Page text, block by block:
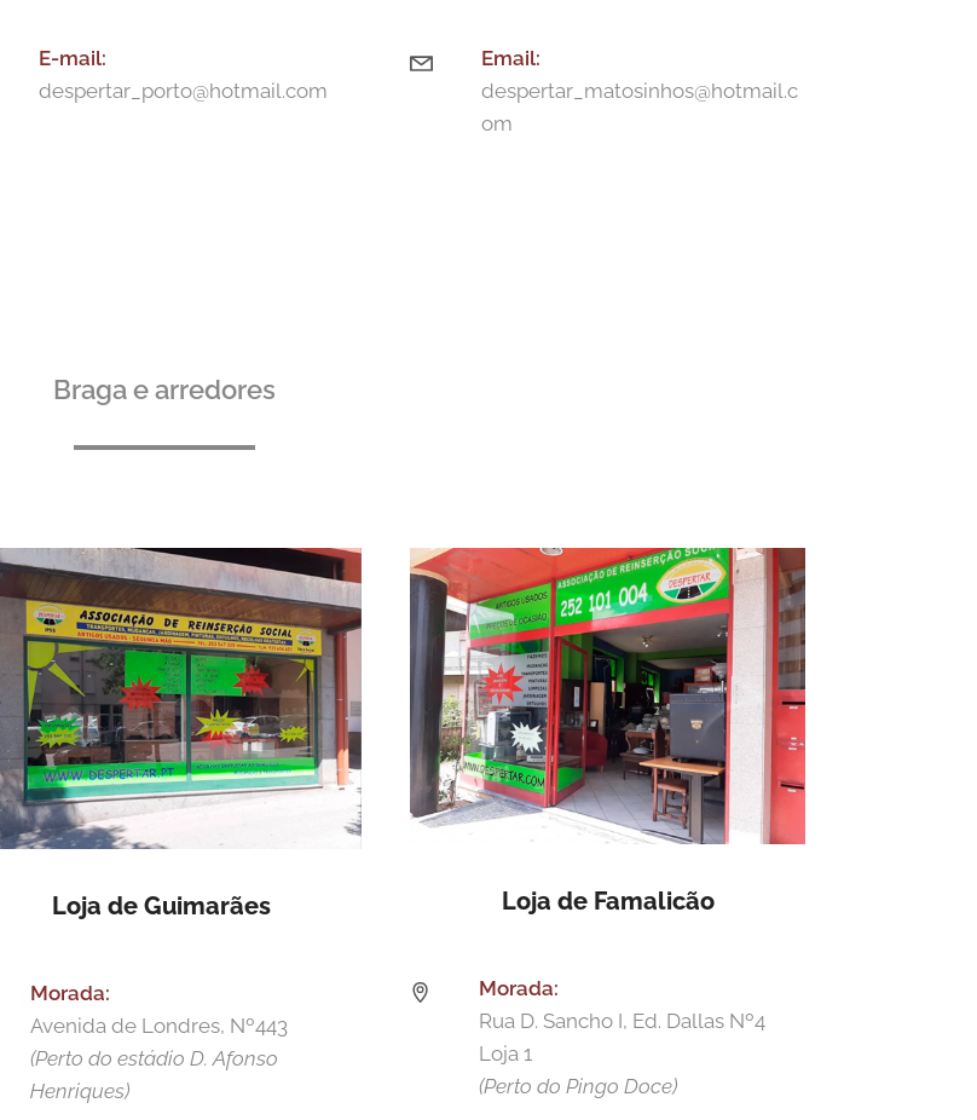
E-mail:
despertar_porto@hotmail.com
Email:
despertar_matosinhos@hotmail.c
om
Braga e arredores
Loja de Guimarães
Morada:
Avenida de Londres, Nº443
(Perto do estádio D. Afonso
Henriques)
Loja de Famalicão
Morada:
Rua D. Sancho I, Ed. Dallas Nº4
Loja 1
(Perto do Pingo Doce)